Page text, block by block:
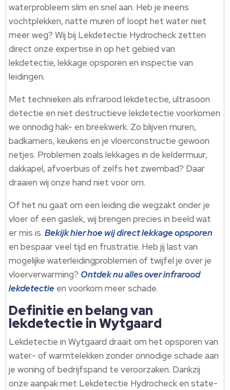
waterprobleem slim en snel aan.​ Heb je ineens
vochtplekken, natte muren of loopt het water niet
meer weg? Wij bij Lekdetectie Hydrocheck zetten
direct onze expertise in op het gebied van
lekdetectie, lekkage opsporen en inspectie van
leidingen.​
Met technieken als infrarood lekdetectie, ultrasoon
detectie en niet destructieve lekdetectie voorkomen
we onnodig hak- en breekwerk.​ Zo blijven muren,
badkamers, keukens en je vloerconstructie gewoon
netjes.​ Problemen zoals lekkages in de keldermuur,
dakkapel, afvoerbuis of zelfs het zwembad? Daar
draaien wij onze hand niet voor om.​
Of het nu gaat om een leiding die wegzakt onder je
vloer of een gaslek, wij brengen precies in beeld wat
er mis is.​Bekijk hier hoe wij direct lekkage opsporen
en bespaar veel tijd en frustratie.​ Heb jij last van
mogelijke waterleidingproblemen of twijfel je over je
vloerverwarming? Ontdek nu alles over infrarood
lekdetectie en voorkom meer schade.​
Definitie en belang van
lekdetectie in Wytgaard
Lekdetectie in Wytgaard draait om het opsporen van
water- of warmtelekken zonder onnodige schade aan
je woning of bedrijfspand te veroorzaken.​ Dankzij
onze aanpak met Lekdetectie Hydrocheck en state-